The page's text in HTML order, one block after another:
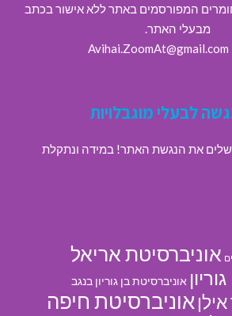
המפורסמים באתר ללא אישור בכתב
מבעלי האתר.
לבעלי מוגבלויות
את הנגשת האתר! במידה ונתקלת
אוניברסיטת אריאל
אוניברסיטת בן גוריון בנגב
אוניברסיטת חיפה